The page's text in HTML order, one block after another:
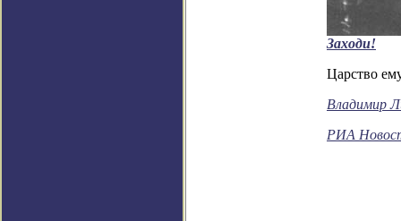
Заходи!
Царство
Владимир
РИА